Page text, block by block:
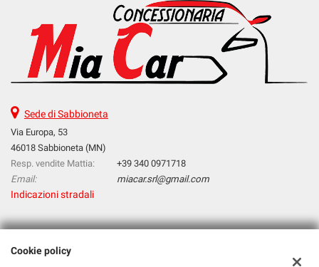
Sede di Sabbioneta
Via Europa, 53
46018 Sabbioneta (MN)
Resp. vendite Mattia:
+39 340 0971718
Email:
miacar.srl@gmail.com
Indicazioni stradali
Dati fiscali:
Mia Car S.R.L.
Cookie policy